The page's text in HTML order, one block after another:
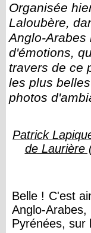
Organisée
Laloubère,
Anglo-Arabes
d'émotions,
travers de ce
les plus
photos
Patrick
de Laurière
Belle ! C'est
Anglo-
Pyrénées, sur